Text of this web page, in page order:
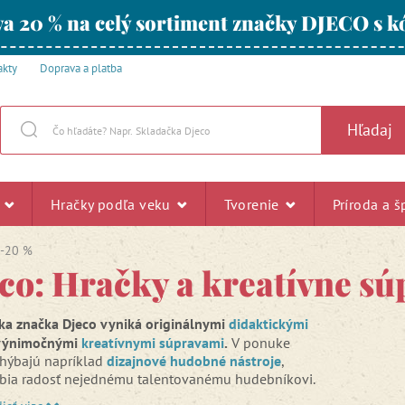
20 % na celý sortiment značky DJECO s
Doprava a platba
Hľadaj
Hračky podľa veku Tvorenie Príroda a
20 %
Hračky a kreatívne
značka Djeco vyniká originálnymi didaktickými
kreatívnymi súpravami. V ponuke
napríklad dizajnové hudobné nástroje,
radosť nejednému talentovanému hudebníkovi.